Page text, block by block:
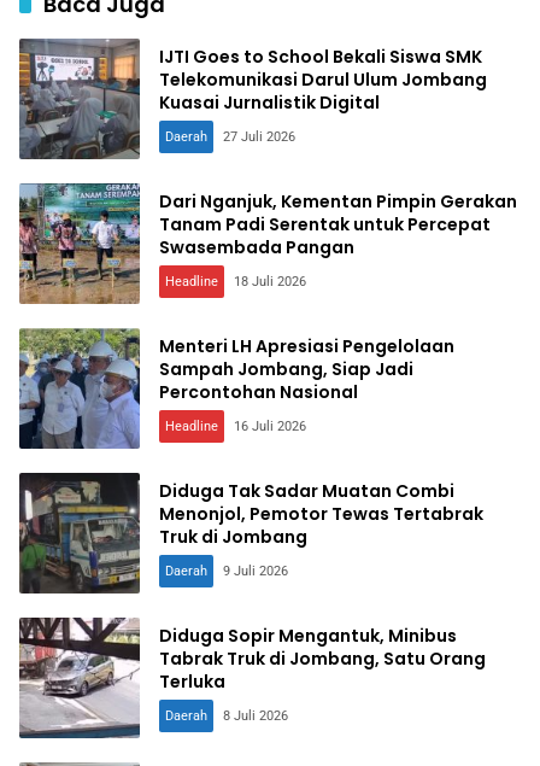
IJTI Goes to School Bekali Siswa SMK
Telekomunikasi Darul Ulum Jombang
Kuasai Jurnalistik Digital
Daerah 27 Juli 2026
Dari Nganjuk, Kementan Pimpin Gerakan
Tanam Padi Serentak untuk Percepat
Swasembada Pangan
Headline 18 Juli 2026
Menteri LH Apresiasi Pengelolaan
Sampah Jombang, Siap Jadi
Percontohan Nasional
Headline 16 Juli 2026
Diduga Tak Sadar Muatan Combi
Menonjol, Pemotor Tewas Tertabrak
Truk di Jombang
Daerah 9 Juli 2026
Diduga Sopir Mengantuk, Minibus
Tabrak Truk di Jombang, Satu Orang
Terluka
Daerah 8 Juli 2026